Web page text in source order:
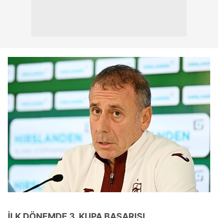
reklam/pazarlama faaliyetlerinin yapılması, amaçlarıyla
sınırlı olarak açık rızanız dahilinde kullanılacaktır.
Çerezlere ilişkin tercihlerinizi aşağıda yer alan panel
vasıtasıyla belirleyebilirsiniz. Çerezlere ilişkin detaylı bilgi
için Ayarlar butonuna tıklayabilir,Çerez Bilgilendirme
Metnimizi
ziyaret edebilirsiniz.
6698 sayılı Kişisel Verilerin Korunması Kanunu uyarınca
hazırlanmış Aydınlatma Metnimizi okumak ve sitemizde
ilgili mevzuata uygun olarak kullanılan çerezlerle ilgili bilgi
almak için lütfen